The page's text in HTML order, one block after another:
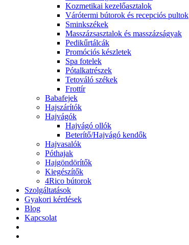
Kozmetikai kezelőasztalok
Várótermi bútorok és recepciós pultok
Sminkszékek
Masszázsasztalok és masszázságyak
Pedikűrtálcák
Promóciós készletek
Spa fotelek
Pótalkatrészek
Tetováló székek
Frottír
Babafejek
Hajszárítók
Hajvágók
Hajvágó ollók
Beterítő/Hajvágó kendők
Hajvasalók
Póthajak
Hajgöndörítők
Kiegészítők
4Rico bútorok
Szolgáltatások
Gyakori kérdések
Blog
Kapcsolat